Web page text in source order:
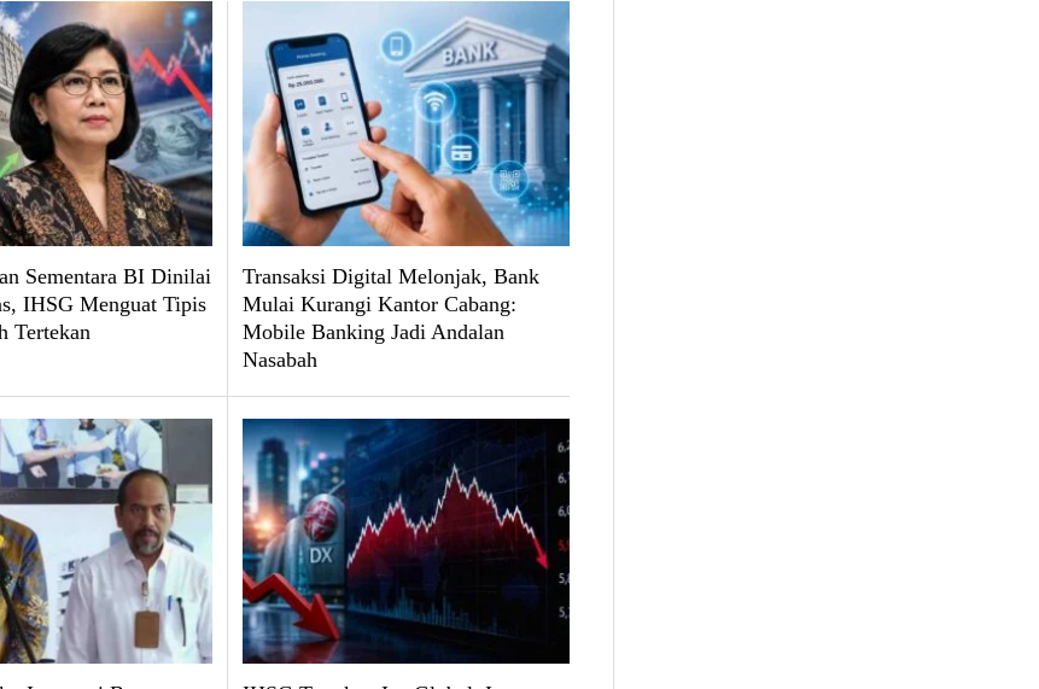
Sementara BI Dinilai
IHSG Menguat Tipis
Tertekan
Transaksi Digital Melonjak, Bank
Mulai Kurangi Kantor Cabang:
Mobile Banking Jadi Andalan
Nasabah